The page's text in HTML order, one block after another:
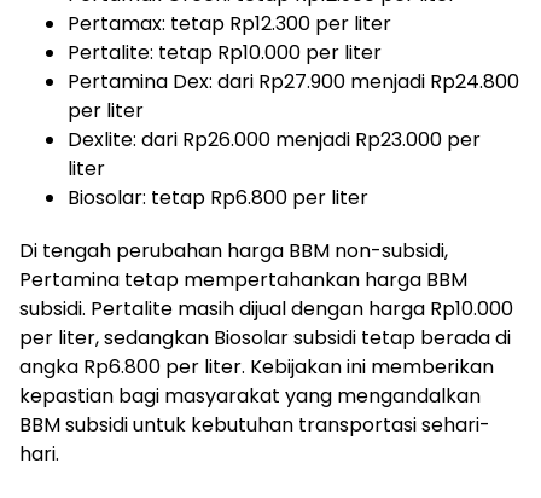
Pertamax: tetap Rp12.300 per liter
Pertalite: tetap Rp10.000 per liter
Pertamina Dex: dari Rp27.900 menjadi Rp24.800
per liter
Dexlite: dari Rp26.000 menjadi Rp23.000 per
liter
Biosolar: tetap Rp6.800 per liter
Di tengah perubahan harga BBM non-subsidi,
Pertamina tetap mempertahankan harga BBM
subsidi. Pertalite masih dijual dengan harga Rp10.000
per liter, sedangkan Biosolar subsidi tetap berada di
angka Rp6.800 per liter. Kebijakan ini memberikan
kepastian bagi masyarakat yang mengandalkan
BBM subsidi untuk kebutuhan transportasi sehari-
hari.